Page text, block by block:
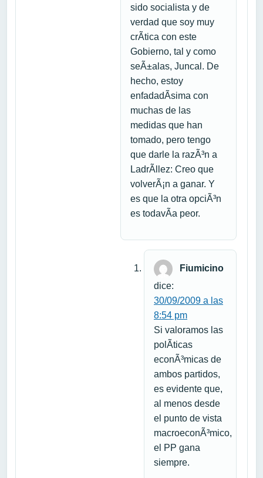
sido socialista y de
verdad que soy muy
crÃ­tica con este
Gobierno, tal y como
seÃ±alas, Juncal. De
hecho, estoy
enfadadÃ­sima con
muchas de las
medidas que han
tomado, pero tengo
que darle la razÃ³n a
LadrÃ­llez: Creo que
volverÃ¡n a ganar. Y
es que la otra opciÃ³n
es todavÃ­a peor.
Fiumicino
dice:
30/09/2009 a las
8:54 pm
Si valoramos las
polÃ­ticas
econÃ³micas de
ambos partidos,
es evidente que,
al menos desde
el punto de vista
macroeconÃ³mico,
el PP gana
siempre.